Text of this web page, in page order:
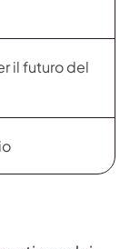
il futuro del